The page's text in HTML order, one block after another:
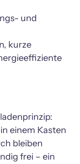
und
kurze
einem Kasten
bleiben
frei – ein